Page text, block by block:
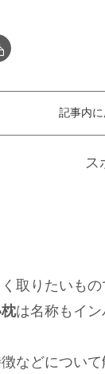
記事内に
ス
取りたいも
は名称もイン
などについ